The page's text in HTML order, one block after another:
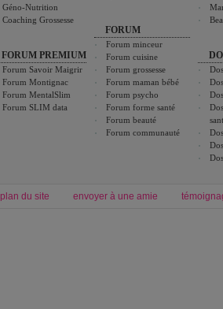
Géno-Nutrition
Coaching Grossesse
FORUM PREMIUM
Forum Savoir Maigrir
Forum Montignac
Forum MentalSlim
Forum SLIM data
FORUM
Forum minceur
Forum cuisine
Forum grossesse
Forum maman bébé
Forum psycho
Forum forme santé
Forum beauté
Forum communauté
plan du site envoyer à une amie